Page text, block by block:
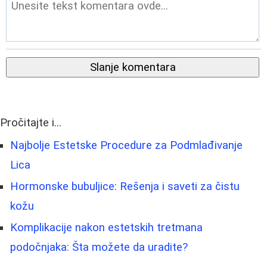
Slanje komentara
Pročitajte i...
Najbolje Estetske Procedure za Podmlađivanje
Lica
Hormonske bubuljice: Rešenja i saveti za čistu
kožu
Komplikacije nakon estetskih tretmana
podočnjaka: Šta možete da uradite?